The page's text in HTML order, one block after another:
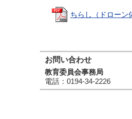
ちらし（ドローン
お問い合わせ
教育委員会事務局
電話 ：0194-34-2226